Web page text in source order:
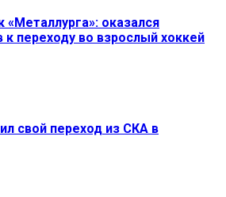
«Металлурга»: оказался
к переходу во взрослый хоккей
свой переход из СКА в